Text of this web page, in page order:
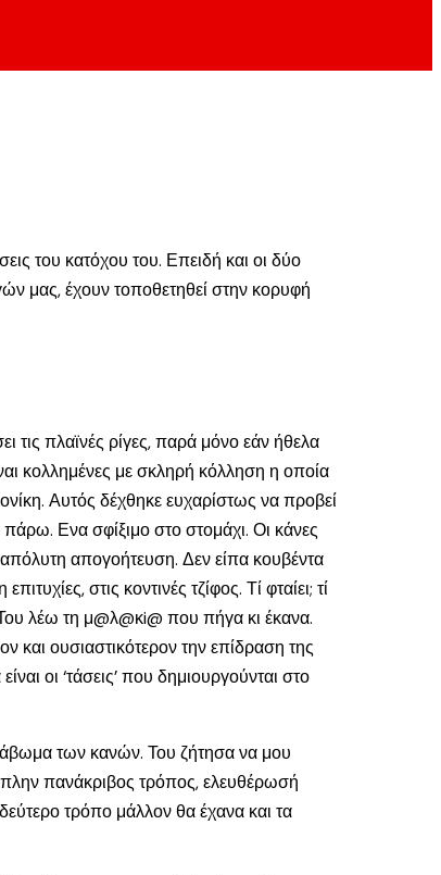
του κατόχου του. Επειδή και οι δύο
μας, έχουν τοποθετηθεί στην κορυφή
πλαϊνές ρίγες, παρά μόνο εάν ήθελα
κολλημένες με σκληρή κόλληση η οποία
Αυτός δέχθηκε ευχαρίστως να προβεί
Ενα σφίξιμο στο στομάχι. Οι κάνες
απόλυτη απογοήτευση. Δεν είπα κουβέντα
στις κοντινές τζίφος. Τί φταίει; τί
λέω τη μ@λ@κi@ που πήγα κι έκανα.
και ουσιαστικότερον την επίδραση της
οι ‘τάσεις’ που δημιουργούνται στο
των κανών. Του ζήτησα να μου
πανάκριβος τρόπος, ελευθέρωσή
τρόπο μάλλον θα έχανα και τα